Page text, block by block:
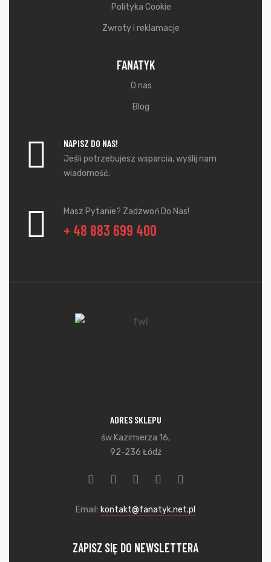
Polityka Cookie
Zwroty i reklamacje
FANATYK
O nas
Blog
NAPISZ DO NAS!
Jeśli potrzebujesz wsparcia, wyślij nam
wiadomość.
Masz Pytanie? Zadzwoń Do Nas!
+ 48 883 699 400
ADRES SKLEPU
św Kazimierza 16,
92-236 Łódź
Email: kontakt@fanatyk.net.pl
ZAPISZ SIĘ DO NEWSLETTERA